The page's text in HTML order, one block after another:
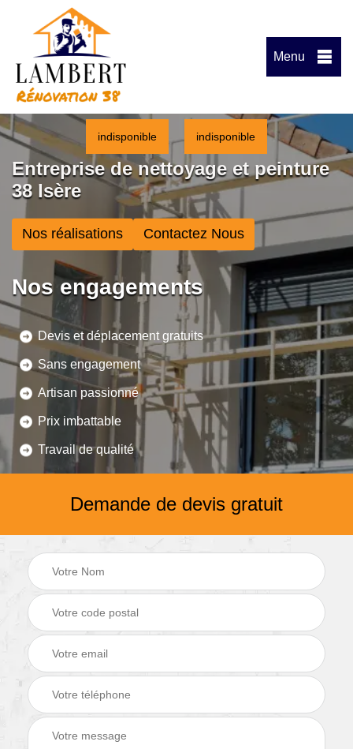
Menu
indisponible indisponible
Entreprise de nettoyage et peinture
38 Isère
Nos réalisations Contactez Nous
Nos engagements
Devis et déplacement gratuits
Sans engagement
Artisan passionné
Prix imbattable
Travail de qualité
Demande de devis gratuit